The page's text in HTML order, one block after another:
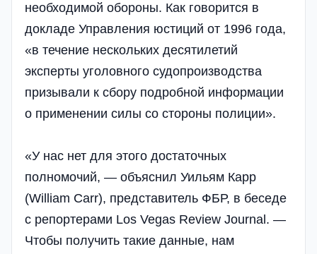
необходимой обороны. Как говорится в
докладе Управления юстиций от 1996 года,
«в течение нескольких десятилетий
эксперты уголовного судопроизводства
призывали к сбору подробной информации
о применении силы со стороны полиции».
«У нас нет для этого достаточных
полномочий, — объяснил Уильям Карр
(William Carr), представитель ФБР, в беседе
с репортерами Los Vegas Review Journal. —
Чтобы получить такие данные, нам